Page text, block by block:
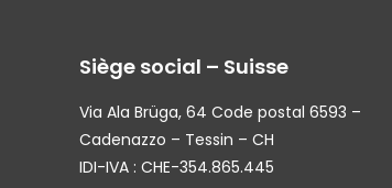
Siège social – Suisse
Via Ala Brüga, 64 Code postal 6593 –
Cadenazzo – Tessin – CH
IDI-IVA : CHE-354.865.445